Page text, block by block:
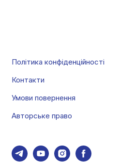
Політика конфіденційності
Контакти
Умови повернення
Авторське право